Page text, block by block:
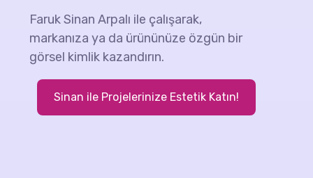
Faruk Sinan Arpalı ile çalışarak,
markanıza ya da ürününüze özgün bir
görsel kimlik kazandırın.
Sinan ile Projelerinize Estetik Katın!